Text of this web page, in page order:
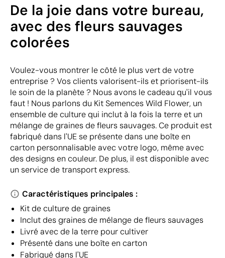
De la joie dans votre bureau,
avec des fleurs sauvages
colorées
Voulez-vous montrer le côté le plus vert de votre
entreprise ? Vos clients valorisent-ils et priorisent-ils
le soin de la planète ? Nous avons le cadeau qu'il vous
faut ! Nous parlons du Kit Semences Wild Flower, un
ensemble de culture qui inclut à la fois la terre et un
mélange de graines de fleurs sauvages. Ce produit est
fabriqué dans l'UE se présente dans une boîte en
carton personnalisable avec votre logo, même avec
des designs en couleur. De plus, il est disponible avec
un service de transport express.
Caractéristiques principales :
Kit de culture de graines
Inclut des graines de mélange de fleurs sauvages
Livré avec de la terre pour cultiver
Présenté dans une boîte en carton
Fabriqué dans l'UE